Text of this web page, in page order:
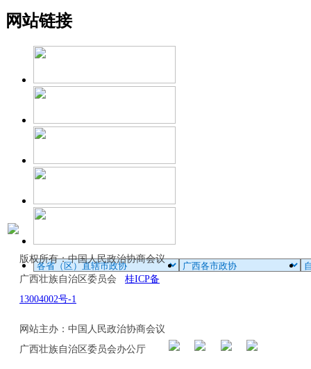
网站链接
版权所有：中国人民政治协商会议
广西壮族自治区委员会 桂ICP备
13004002号-1
网站主办：中国人民政治协商会议
广西壮族自治区委员会办公厅